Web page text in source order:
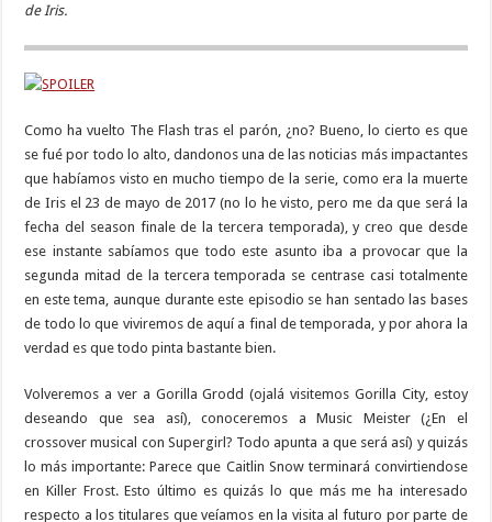
de Iris.
Como ha vuelto The Flash tras el parón, ¿no? Bueno, lo cierto es que
se fué por todo lo alto, dandonos una de las noticias más impactantes
que habíamos visto en mucho tiempo de la serie, como era la muerte
de Iris el 23 de mayo de 2017 (no lo he visto, pero me da que será la
fecha del season finale de la tercera temporada), y creo que desde
ese instante sabíamos que todo este asunto iba a provocar que la
segunda mitad de la tercera temporada se centrase casi totalmente
en este tema, aunque durante este episodio se han sentado las bases
de todo lo que viviremos de aquí a final de temporada, y por ahora la
verdad es que todo pinta bastante bien.
Volveremos a ver a Gorilla Grodd (ojalá visitemos Gorilla City, estoy
deseando que sea así), conoceremos a Music Meister (¿En el
crossover musical con Supergirl? Todo apunta a que será así) y quizás
lo más importante: Parece que Caitlin Snow terminará convirtiendose
en Killer Frost. Esto último es quizás lo que más me ha interesado
respecto a los titulares que veíamos en la visita al futuro por parte de